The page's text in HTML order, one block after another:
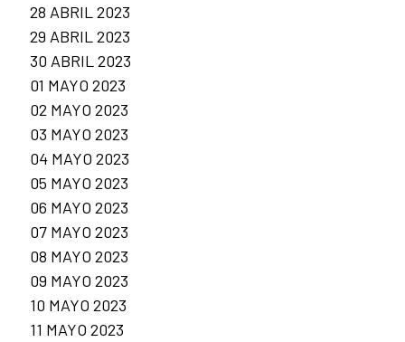
28 ABRIL 2023
29 ABRIL 2023
30 ABRIL 2023
01 MAYO 2023
02 MAYO 2023
03 MAYO 2023
04 MAYO 2023
05 MAYO 2023
06 MAYO 2023
07 MAYO 2023
08 MAYO 2023
09 MAYO 2023
10 MAYO 2023
11 MAYO 2023